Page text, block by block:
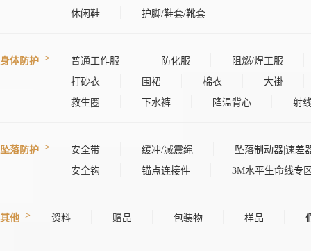
休闲鞋 护脚/鞋套/靴套
身体防护 普通工作服 防化服
阻燃/焊工服
打砂衣
围裙 棉衣
大褂
救生圈
下水裤 降温背心 射
坠落防护 安全带 缓冲/减震绳
坠落制动器|速差
安全钩
锚点连接件 3M水平生命线专
其他 资料 赠品 包装物 样品